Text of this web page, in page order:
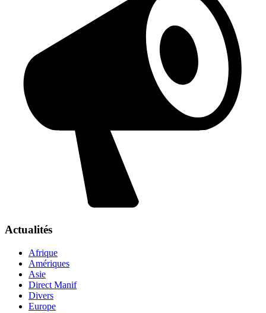
Actualités
Afrique
Amériques
Asie
Direct Manif
Divers
Europe